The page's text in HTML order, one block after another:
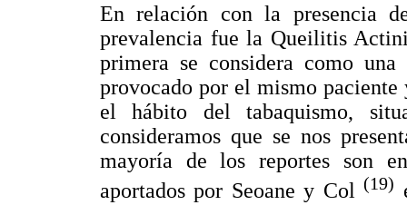
En relación con la presencia
prevalencia fue la Queilitis
primera se considera como
provocado por el mismo
el hábito del tabaquismo,
consideramos que se nos
mayoría de los reportes son
aportados por Seoane y Col(19)